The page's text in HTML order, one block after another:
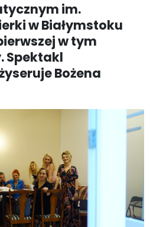
im.
w Białymstoku
w tym
Spektakl
Bożena